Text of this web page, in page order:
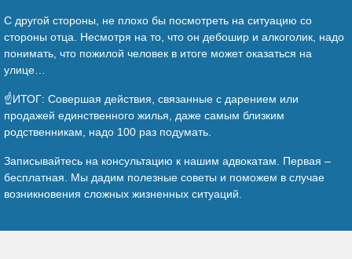
С другой стороны, не плохо бы посмотреть на ситуацию со
стороны отца. Несмотря на то, что он дебошир и алкоголик, надо
понимать, что пожилой человек в итоге может оказаться на
улице…
☝️ИТОГ: Совершая действия, связанные с дарением или
продажей единственного жилья, даже самым близким
родственникам, надо 100 раз подумать.
Записывайтесь на консультацию к нашим адвокатам. Первая –
бесплатная. Мы дадим полезные советы и поможем в случае
возникновения сложных жизненных ситуаций.